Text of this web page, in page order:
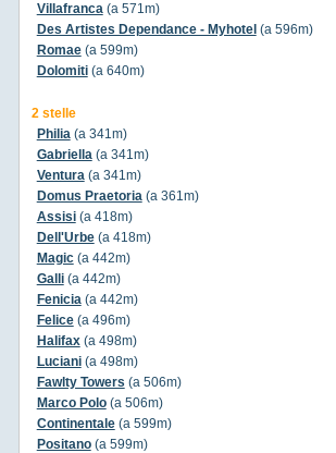
Villafranca(a 571m)
Des Artistes Dependance - Myhotel (a 596m)
Romae(a 599m)
Dolomiti(a 640m)
2 stelle
Philia(a 341m)
Gabriella(a 341m)
Ventura(a 341m)
Domus Praetoria(a 361m)
Assisi(a 418m)
Dell'Urbe(a 418m)
Magic(a 442m)
Galli(a 442m)
Fenicia(a 442m)
Felice(a 496m)
Halifax(a 498m)
Luciani(a 498m)
Fawlty Towers (a 506m)
Marco Polo(a 506m)
Continentale(a 599m)
Positano(a 599m)